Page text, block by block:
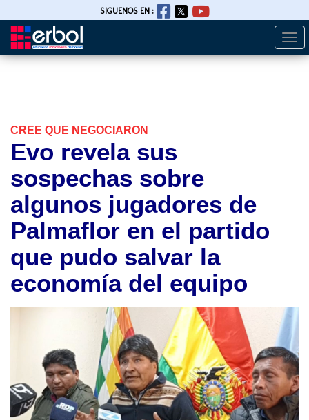
Pasar
SIGUENOS EN :
CREE QUE NEGOCIARON
Evo revela sus
sospechas sobre
algunos jugadores de
Palmaflor en el partido
que pudo salvar la
economía del equipo